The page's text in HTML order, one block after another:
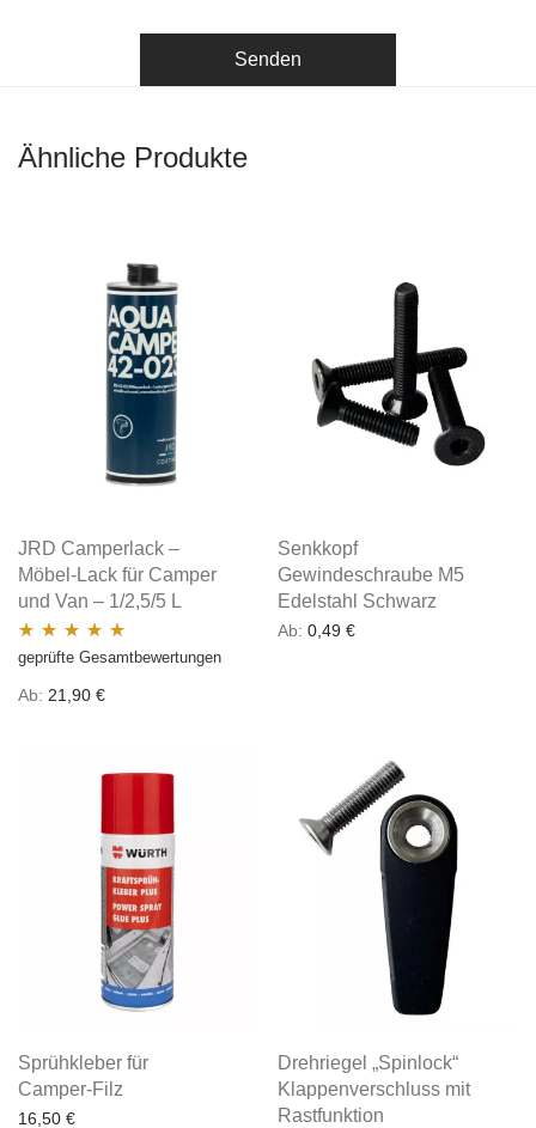
Ähnliche Produkte
JRD Camperlack –
Möbel-Lack für Camper
und Van – 1/2,5/5 L
Bewertet mit5.00von 5
geprüfte Gesamtbewertungen
Ab: 21,90 €
Senkkopf
Gewindeschraube M5
Edelstahl Schwarz
Ab: 0,49 €
Sprühkleber für
Camper-Filz
16,50 €
Drehriegel „Spinlock“
Klappenverschluss mit
Rastfunktion